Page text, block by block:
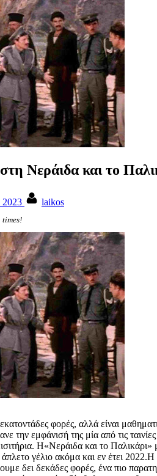
Νεράιδα και το
2023 laikos
times!
εκατοντάδες φορές, αλλά είναι
την εμφάνισή της μία από τις
Η«Νεράιδα και το Παλικάρι»
γέλιο ακόμα και εν έτει
δει δεκάδες φορές, ένα πιο